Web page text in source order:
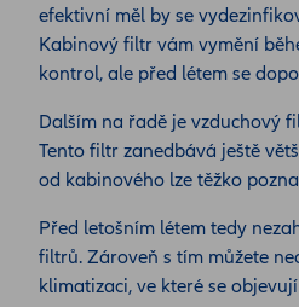
efektivní měl by se
Kabinový filtr vám vymění
kontrol, ale před létem se
Dalším na řadě je vzduchový
Tento filtr zanedbává ještě
od kabinového lze těžko
Před letošním létem tedy
filtrů. Zároveň s tím můžete
klimatizaci, ve které se